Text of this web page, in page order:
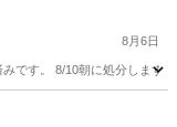
8月6日
です。 8/10朝に処分します